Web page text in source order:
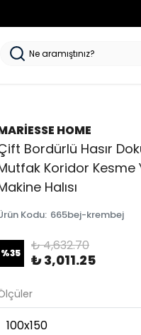
HOME
Bordürlü Hasır
Koridor Kesme
Halısı
Kodu: 665bej-krembej
%35 ₺ 4,632.70
₺ 3,011.25